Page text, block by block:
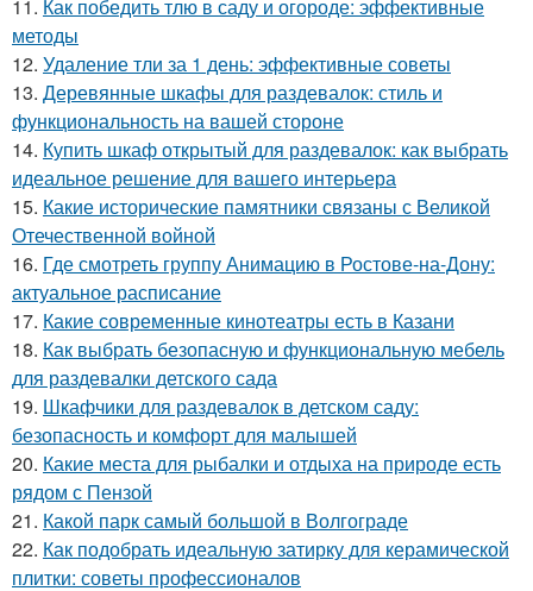
11. Как победить тлю в саду и огороде: эффективные
методы
12. Удаление тли за 1 день: эффективные советы
13. Деревянные шкафы для раздевалок: стиль и
функциональность на вашей стороне
14. Купить шкаф открытый для раздевалок: как выбрать
идеальное решение для вашего интерьера
15. Какие исторические памятники связаны с Великой
Отечественной войной
16. Где смотреть группу Анимацию в Ростове-на-Дону:
актуальное расписание
17. Какие современные кинотеатры есть в Казани
18. Как выбрать безопасную и функциональную мебель
для раздевалки детского сада
19. Шкафчики для раздевалок в детском саду:
безопасность и комфорт для малышей
20. Какие места для рыбалки и отдыха на природе есть
рядом с Пензой
21. Какой парк самый большой в Волгограде
22. Как подобрать идеальную затирку для керамической
плитки: советы профессионалов